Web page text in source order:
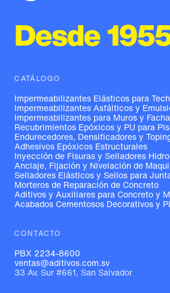
Desde
CATÁLOGO
Impermeabilizantes Elásticos para
Impermeabilizantes Asfálticos y
Impermeabilizantes para Muros y
Recubrimientos Epóxicos y PU para
Endurecedores, Densificadores y
Adhesivos Epóxicos Estructurales
Inyección de Fisuras y Selladores
Anclaje, Fijación y Nivelación de
Selladores Elásticos y Sellos para
Morteros de Reparación de Concreto
Aditivos y Auxiliares para Concreto y
Acabados Cementosos Decorativos y
CONTACTO
PBX 2234-8600
ventas@aditivos.com.sv
33 Av. Sur #661, San Salvador